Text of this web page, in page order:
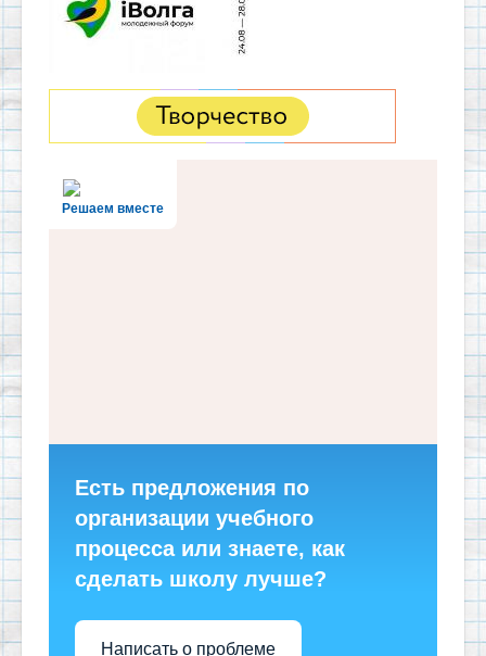
Решаем вместе
Есть предложения по
организации учебного
процесса или знаете, как
сделать школу лучше?
Написать о проблеме